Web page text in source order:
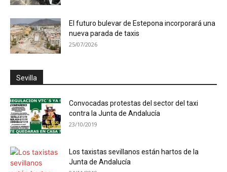
El futuro bulevar de Estepona incorporará una
nueva parada de taxis
25/07/2026
Sevilla
Convocadas protestas del sector del taxi
contra la Junta de Andalucía
23/10/2019
Los taxistas sevillanos están hartos de la
Junta de Andalucía